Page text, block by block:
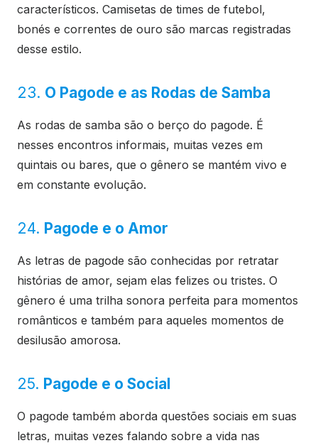
característicos. Camisetas de times de futebol,
bonés e correntes de ouro são marcas registradas
desse estilo.
23. O Pagode e as Rodas de Samba
As rodas de samba são o berço do pagode. É
nesses encontros informais, muitas vezes em
quintais ou bares, que o gênero se mantém vivo e
em constante evolução.
24. Pagode e o Amor
As letras de pagode são conhecidas por retratar
histórias de amor, sejam elas felizes ou tristes. O
gênero é uma trilha sonora perfeita para momentos
românticos e também para aqueles momentos de
desilusão amorosa.
25. Pagode e o Social
O pagode também aborda questões sociais em suas
letras, muitas vezes falando sobre a vida nas